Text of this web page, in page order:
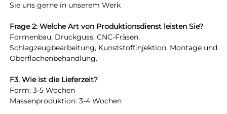
Sie uns gerne in unserem Werk
Frage 2: Welche Art von Produktionsdienst leisten Sie?
Formenbau, Druckguss, CNC-Fräsen,
Schlagzeugbearbeitung, Kunststoffinjektion, Montage und
Oberflächenbehandlung.
F3. Wie ist die Lieferzeit?
Form: 3-5 Wochen
Massenproduktion: 3-4 Wochen